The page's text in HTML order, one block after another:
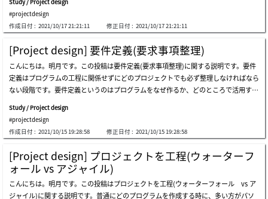
長いので可読性を上がるために、見やすくために作成したときがあります。つまり、
ソースを上から下まで読み込む部分で一つの関数ですべてのソースを作成することが
悪いと思い、関数でソースを分割する役割だと思う時があります。そのことで関数を
考えたら、上のフィボナッチ数列の再帰
明します。我々が業務c/sプログラムを作成すると思ったら、serverには大幅でnetw
orkパート、業務パート、core(共通部品)、その他のユーティリティに分けて開発し
ます。一人で開発すると思えば別にパートを分ける理由がないですが、実務では一人
で開発する場合が少ないので大幅で4パートで分けて開発すると思いましょう。詳細
設計がなく、すぐ開発を開始すると思えば、各パートでは工数(step count)が設定さ
れます。それなら、私が業務パートを作成しようと思うと、作成中でcoreの特定なデ
ータを取得するコードを作成すると思いましょう。でも、coreパートではまだその部
分が作成せずに、重要度が低く、優先順位で離れています。そうなら我々はそのcore
が作成する時まで今の作業が止まります。networkを利用してclientにデータを送信
しなければならない部分だとnetworkパートが作成する時まで待機するべきです。も
っと大きく考えるとclientプログラムはserverプログラムが
をどのように作ろうかを設定することです。ウォーターフォールの工程での基本設計
はuml(unified modeling languagu:統合モデリング言語)のユーズケース、アクティ
ブダイアグラムを通ってユーザがプログラムをどの目的で使うかどのように利用する
かを設定することです。必ず、ユーズケースやアクティブダイアグラムではなく、ス
トーリボードを通って設定することも悪くないです。ユーズケースのreference - htt
ps://www.javatpoint.com/アクティブダイアグラムのreference - https://sourcema
king.com/ストーリボードのreference - http://nmasse.com/この方法の利点はプロ
グラムの目的を正確に設定することができるしプログラムを一緒に作成するメンバー
とコミュニケーションがしやすいことと結果物に確実な目標設定が可能なことがあり
ます。問題は工程で上の設計書をすべて作成すると時間がすごく長くなる欠点があり
ます。そして次の工程の詳細設計とコーディングの工程に進める時、お客様とユーザ
の追加要請事項ができた場合に変更の柔軟性がずいぶん厳しくなります。なので、私
の場合は別にumlやストーリボードの設計を省略する方法です。(もちろん、お客様
の要請がある場合は作成しますが、時間と金額に関して説明します。)でも、すべて
省略することではプログラムの目標を設定することが難しいですが、私は画面設計(h
tmlコードでプログラムを作成)してコメントに利用してストーリボードの流れを作成
Study / Project design
#projectdesign
作成日付 : 2021/10/17 21:21:11 修正日付 : 2021/10/17 21:21:11
[Project design] 要件定義(要求事項整理)
こんにちは。明月です。この投稿は要件定義(要求事項整理)に関する説明です。要件
定義はプログラムの工程に関係せずにどのプロジェクトでも必ず整理しなければなら
ない段階です。要件定義というのはプログラムをなぜ作るか、どのところで活用する
データや情報を収集してそれをどのように出力することや統計、算出数値を計算する
ことがほとんどです。ほとんどというのはプログラムがデータ収集だけではなく、便
利性のためのバッチプログラム、人ができない仕事を代わりにやるロボットや機械を
コントロールするためのプログラムも存在します。しかし、私の場合は主なプロジェ
クトがウェブプログラムだし、ウェブプログラムは普通にデータを収集、掲示の目的
が多いです。ウェブプログラムというのはもっと詳しく説明すると、普通のプログラ
ム流れが申請や要請などのページでデータを入力するとユーザやプログラムによりデ
Study / Project design
#projectdesign
作成日付 : 2021/10/15 19:28:58 修正日付 : 2021/10/15 19:28:58
[Project design] プロジェクトを工程(ウォーターフ
ォール vs アジャイル)
こんにちは。明月です。この投稿はプロジェクトを工程(ウォーターフォール vs ア
ジャイル)に関する説明です。普通にどのプログラムを作成する時に、多い方がパソ